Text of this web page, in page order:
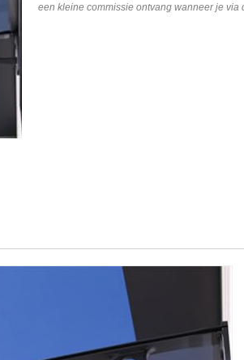
een kleine commissie ontvang wanneer je